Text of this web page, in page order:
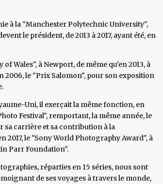
à la "Manchester Polytechnic University",
le président, de 2013 à 2017, ayant été, en
Wales", à Newport, de même qu'en 2013, à
le "Prix Salomon", pour son exposition
Uni, il exerçait la même fonction, en
Festival", remportant, la même année, le
sa carrière et sa contribution à la
le "Sony World Photography Award", à
Parr Foundation".
réparties en 15 séries, nous sont
de ses voyages à travers le monde,